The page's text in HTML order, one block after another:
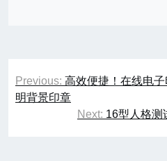
文
章
Previous: 高效便捷！在线电
明背景印章
Next: 16型人格测